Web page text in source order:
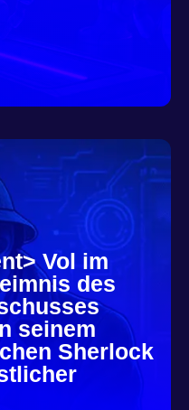
Vol im
des
seinem
Sherlock